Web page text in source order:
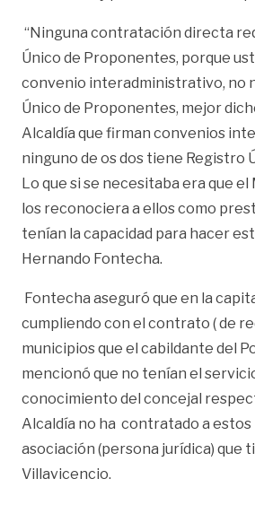
“Ninguna contratación directa
Único de Proponentes, porque
convenio interadministrativo, no
Único de Proponentes, mejor
Alcaldía que firman convenios
ninguno de os dos tiene Registro
Lo que si se necesitaba era que
los reconociera a ellos como
tenían la capacidad para hacer
Hernando Fontecha.
Fontecha aseguró que en la
cumpliendo con el contrato ( de
municipios que el cabildante del
mencionó que no tenían el
conocimiento del concejal
Alcaldía no ha contratado a estos
asociación (persona jurídica) que
Villavicencio.